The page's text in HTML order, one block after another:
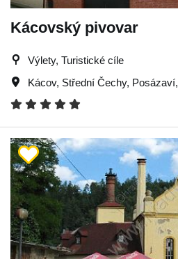
Kácovský pivovar
Výlety, Turistické cíle
Kácov, Střední Čechy, Posázaví,